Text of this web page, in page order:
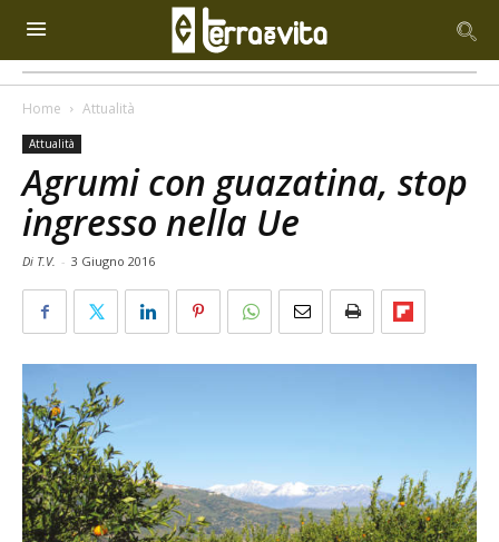
Home Attualità
Attualità
Agrumi con guazatina, stop
ingresso nella Ue
Di T.V. - 3 Giugno 2016